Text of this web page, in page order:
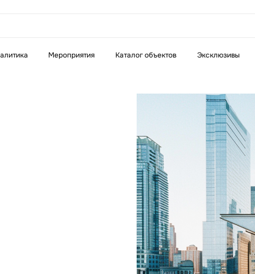
Мероприятия Каталог объектов Эксклюзивы
звонок
WhatsApp Telegram
Это обязательное поле
Введен неверный формат